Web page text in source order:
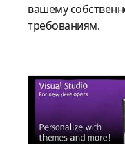
вашему
требованиям.